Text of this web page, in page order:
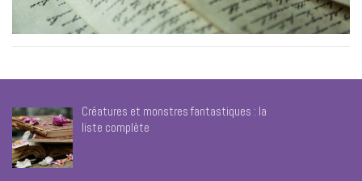
Créatures et monstres fantastiques : la
liste complète